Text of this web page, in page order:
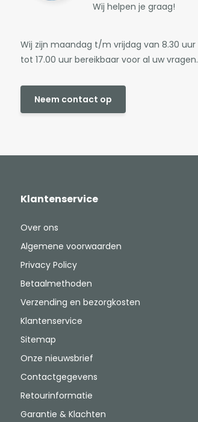
Wij helpen je graag!
Wij zijn maandag t/m vrijdag van 8.30 uur
tot 17.00 uur bereikbaar voor al uw vragen.
Neem contact op
Klantenservice
Over ons
Algemene voorwaarden
Privacy Policy
Betaalmethoden
Verzending en bezorgkosten
Klantenservice
Sitemap
Onze nieuwsbrief
Contactgegevens
Retourinformatie
Garantie & Klachten